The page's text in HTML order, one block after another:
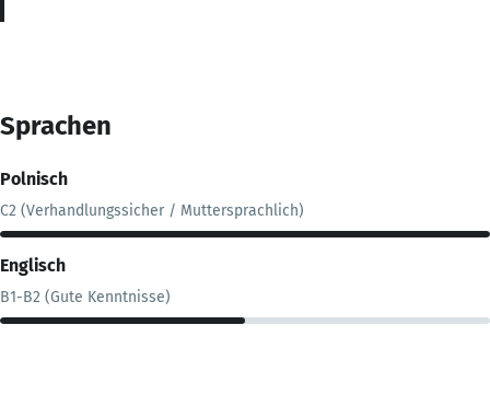
Sprachen
Polnisch
C2 (Verhandlungssicher / Muttersprachlich)
Englisch
B1-B2 (Gute Kenntnisse)